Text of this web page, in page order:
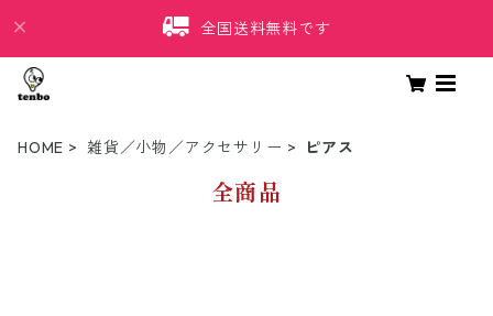
全国送料無料です
HOME 雑貨／小物／アクセサリー ピアス
全商品